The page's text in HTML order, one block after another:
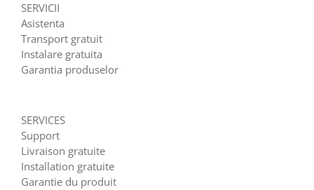
SERVICII
Asistenta
Transport gratuit
Instalare gratuita
Garantia produselor
SERVICES
Support
Livraison gratuite
Installation gratuite
Garantie du produit